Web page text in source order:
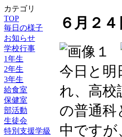
カテゴリ
TOP
毎日の様子
お知らせ
学校行事
1年生
2年生
3年生
給食室
保健室
部活動
生徒会
特別支援学級
６月２
今日と明
れ、高校
の普通科
中ですが